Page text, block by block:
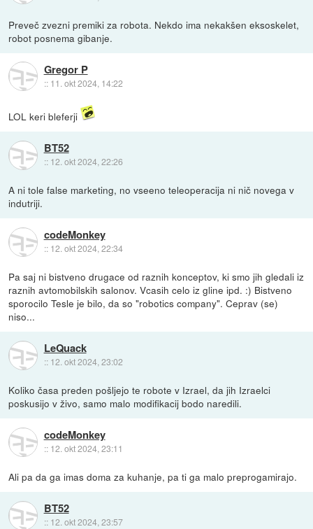
Preveč zvezni premiki za robota. Nekdo ima nekakšen eksoskelet,
robot posnema gibanje.
Gregor P
:: 11. okt 2024, 14:22
LOL keri bleferji
BT52
:: 12. okt 2024, 22:26
A ni tole false marketing, no vseeno teleoperacija ni nič novega v
indutriji.
codeMonkey
:: 12. okt 2024, 22:34
Pa saj ni bistveno drugace od raznih konceptov, ki smo jih gledali iz
raznih avtomobilskih salonov. Vcasih celo iz gline ipd. :) Bistveno
sporocilo Tesle je bilo, da so "robotics company". Ceprav (se)
niso...
LeQuack
:: 12. okt 2024, 23:02
Koliko časa preden pošljejo te robote v Izrael, da jih Izraelci
poskusijo v živo, samo malo modifikacij bodo naredili.
codeMonkey
:: 12. okt 2024, 23:11
Ali pa da ga imas doma za kuhanje, pa ti ga malo preprogamirajo.
BT52
:: 12. okt 2024, 23:57